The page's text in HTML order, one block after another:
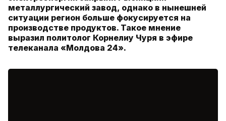
металлургический завод, однако в нынешней
ситуации регион больше фокусируется на
производстве продуктов. Такое мнение
выразил политолог Корнелиу Чуря в эфире
телеканала «Молдова 24».